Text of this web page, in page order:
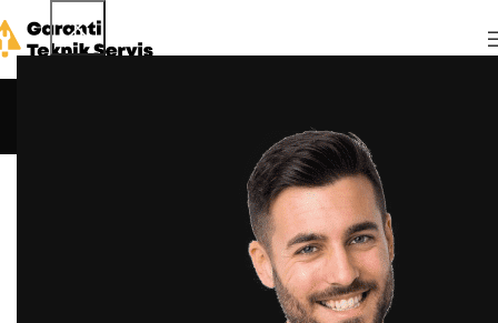
Blog
BLOG
altus çamaşır makinesi kilidi nasıl açılır
admin
23 Nisan 2026